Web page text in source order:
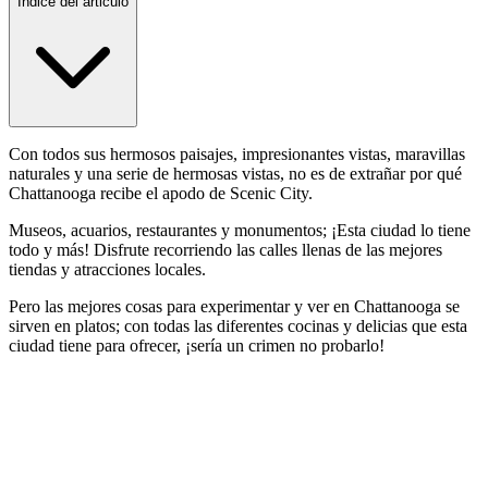
Con todos sus hermosos paisajes, impresionantes vistas, maravillas
naturales y una serie de hermosas vistas, no es de extrañar por qué
Chattanooga recibe el apodo de Scenic City.
Museos, acuarios, restaurantes y monumentos; ¡Esta ciudad lo tiene
todo y más! Disfrute recorriendo las calles llenas de las mejores
tiendas y atracciones locales.
Pero las mejores cosas para experimentar y ver en Chattanooga se
sirven en platos; con todas las diferentes cocinas y delicias que esta
ciudad tiene para ofrecer, ¡sería un crimen no probarlo!